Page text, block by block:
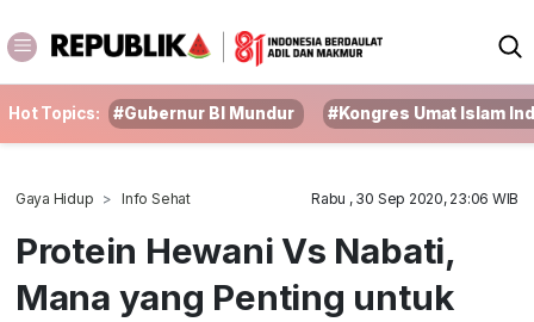
Hot Topics: #Gubernur BI Mundur #Kongres Umat Islam
Gaya Hidup Info Sehat Rabu , 30 Sep 2020, 23:06 WIB
Protein Hewani Vs Nabati,
Mana yang Penting untuk